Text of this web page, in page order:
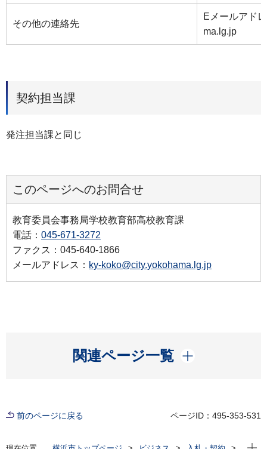
その他の連絡先
Eメールアド
ma.lg.jp
契約担当課
発注担当課と同じ
このページへのお問合せ
教育委員会事務局学校教育部高校教育課
電話： 045-671-3272
ファクス：045-640-1866
メールアドレス： ky-koko@city.yokohama.lg.jp
関連ページ一覧
開く
前のページに戻る ページID：495-353-531
現在